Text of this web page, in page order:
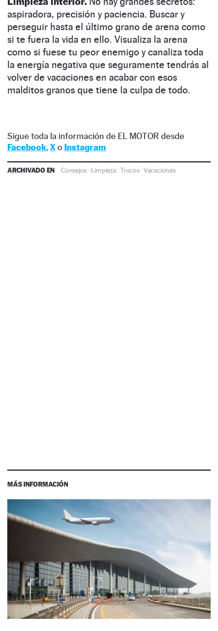
aspiradora, precisión y paciencia. Buscar y
perseguir hasta el último grano de arena como
si te fuera la vida en ello. Visualiza la arena
como si fuese tu peor enemigo y canaliza toda
la energía negativa que seguramente tendrás al
volver de vacaciones en acabar con esos
malditos granos que tiene la culpa de todo.
Sigue toda la información de EL MOTOR desde
Facebook, Xo Instagram
ARCHIVADO EN Consejos · Limpieza·Trucos·Vacaciones
MÁS INFORMACIÓN